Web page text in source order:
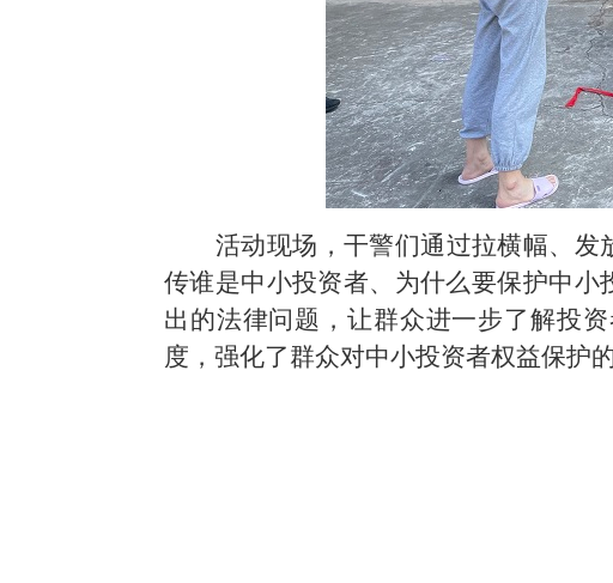
活动现场，干警们通过拉横幅、
传谁是中小投资者、为什么要保护中
出的法律问题，让群众进一步了解投
度，强化了群众对中小投资者权益保护